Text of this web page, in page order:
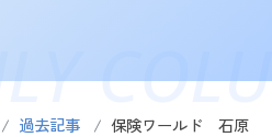
過去記事 保険ワールド 石原